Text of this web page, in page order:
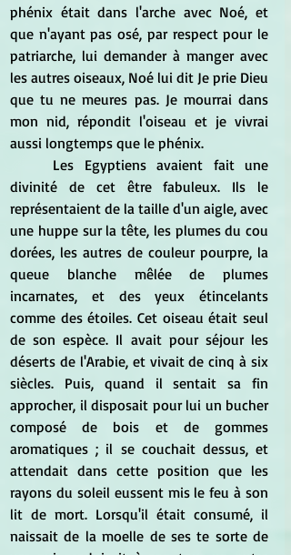
phénix était dans l'arche avec Noé, et
que n'ayant pas osé, par respect pour le
patriarche, lui demander à manger avec
les autres oiseaux, Noé lui dit Je prie Dieu
que tu ne meures pas. Je mourrai dans
mon nid, répondit l'oiseau et je vivrai
aussi longtemps que le phénix.
divinité de cet être fabuleux. Ils le
représentaient de la taille d'un aigle, avec
une huppe sur la tête, les plumes du cou
dorées, les autres de couleur pourpre, la
queue blanche mêlée de plumes
incarnates, et des yeux étincelants
comme des étoiles. Cet oiseau était seul
de son espèce. Il avait pour séjour les
déserts de l'Arabie, et vivait de cinq à six
siècles. Puis, quand il sentait sa fin
approcher, il disposait pour lui un bucher
composé de bois et de gommes
aromatiques ; il se couchait dessus, et
attendait dans cette position que les
rayons du soleil eussent mis le feu à son
lit de mort. Lorsqu'il était consumé, il
naissait de la moelle de ses te sorte de